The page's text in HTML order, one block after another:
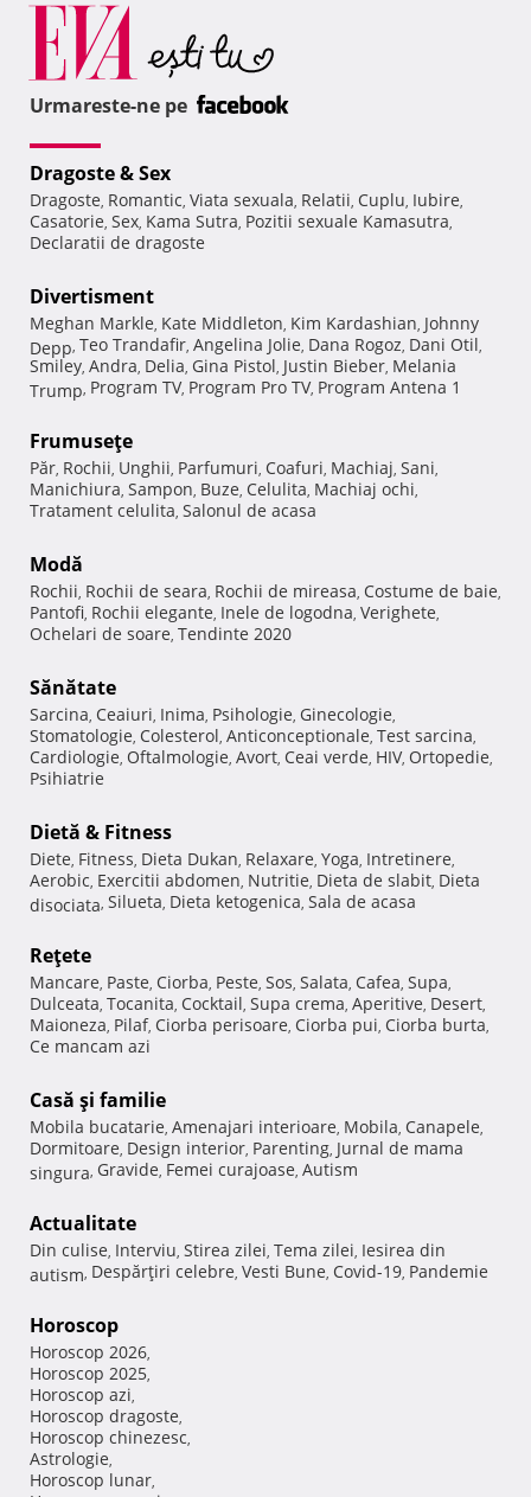
Urmareste-ne pe
Dragoste & Sex
Dragoste, Romantic, Viata sexuala, Relatii, Cuplu, Iubire,
Casatorie, Sex, Kama Sutra, Pozitii sexuale Kamasutra,
Declaratii de dragoste
Divertisment
Meghan Markle, Kate Middleton, Kim Kardashian, Johnny
Depp, Teo Trandafir, Angelina Jolie, Dana Rogoz, Dani Otil,
Smiley, Andra, Delia, Gina Pistol, Justin Bieber, Melania
Trump, Program TV, Program Pro TV, Program Antena 1
Frumuseţe
Păr, Rochii, Unghii, Parfumuri, Coafuri, Machiaj, Sani,
Manichiura, Sampon, Buze, Celulita, Machiaj ochi,
Tratament celulita, Salonul de acasa
Modă
Rochii, Rochii de seara, Rochii de mireasa, Costume de baie,
Pantofi, Rochii elegante, Inele de logodna, Verighete,
Ochelari de soare, Tendinte 2020
Sănătate
Sarcina, Ceaiuri, Inima, Psihologie, Ginecologie,
Stomatologie, Colesterol, Anticonceptionale, Test sarcina,
Cardiologie, Oftalmologie, Avort, Ceai verde, HIV, Ortopedie,
Psihiatrie
Dietă & Fitness
Diete, Fitness, Dieta Dukan, Relaxare, Yoga, Intretinere,
Aerobic, Exercitii abdomen, Nutritie, Dieta de slabit, Dieta
disociata, Silueta, Dieta ketogenica, Sala de acasa
Reţete
Mancare, Paste, Ciorba, Peste, Sos, Salata, Cafea, Supa,
Dulceata, Tocanita, Cocktail, Supa crema, Aperitive, Desert,
Maioneza, Pilaf, Ciorba perisoare, Ciorba pui, Ciorba burta,
Ce mancam azi
Casă şi familie
Mobila bucatarie, Amenajari interioare, Mobila, Canapele,
Dormitoare, Design interior, Parenting, Jurnal de mama
singura, Gravide, Femei curajoase, Autism
Actualitate
Din culise, Interviu, Stirea zilei, Tema zilei, Iesirea din
autism, Despărţiri celebre, Vesti Bune, Covid-19, Pandemie
Horoscop
Horoscop 2026,
Horoscop 2025,
Horoscop azi,
Horoscop dragoste,
Horoscop chinezesc,
Astrologie,
Horoscop lunar,